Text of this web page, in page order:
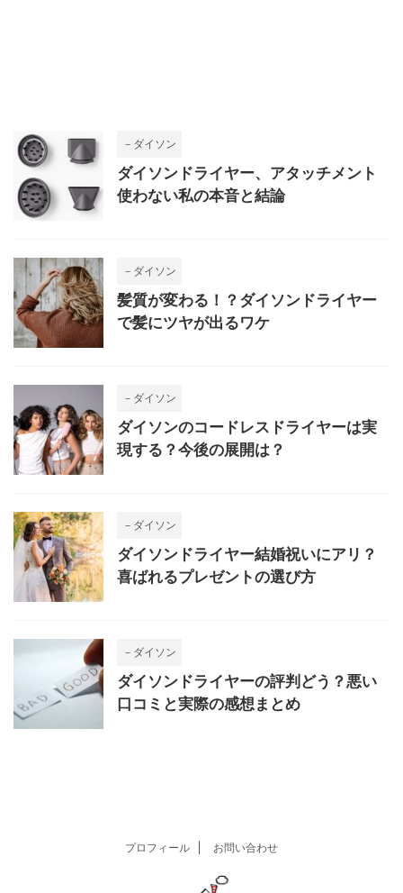
－ダイソン
ダイソンドライヤー、アタッチメント
使わない私の本音と結論
－ダイソン
髪質が変わる！？ダイソンドライヤー
で髪にツヤが出るワケ
－ダイソン
ダイソンのコードレスドライヤーは実
現する？今後の展開は？
－ダイソン
ダイソンドライヤー結婚祝いにアリ？
喜ばれるプレゼントの選び方
－ダイソン
ダイソンドライヤーの評判どう？悪い
口コミと実際の感想まとめ
プロフィール お問い合わせ